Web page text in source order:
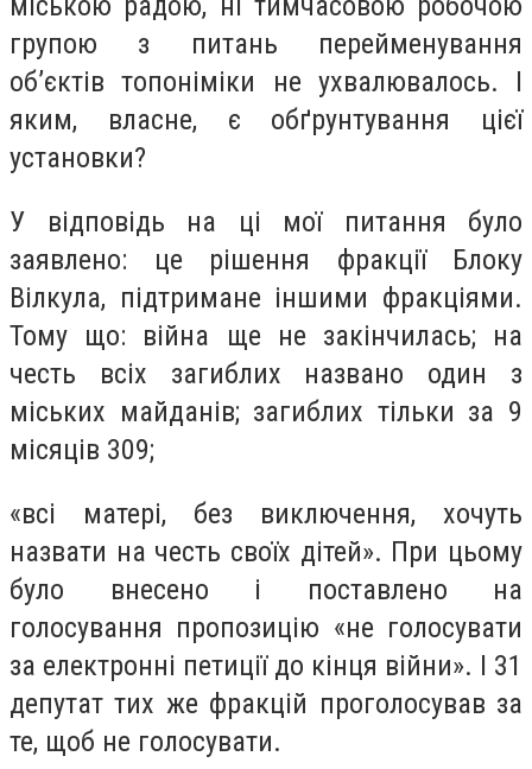
групою з питань перейменування
об’єктів топоніміки не ухвалювалось. І
яким, власне, є обґрунтування цієї
установки?
У відповідь на ці мої питання було
заявлено: це рішення фракції Блоку
Вілкула, підтримане іншими фракціями.
Тому що: війна ще не закінчилась; на
честь всіх загиблих названо один з
міських майданів; загиблих тільки за 9
місяців 309;
«всі матері, без виключення, хочуть
назвати на честь своїх дітей». При цьому
було внесено і поставлено на
голосування пропозицію «не голосувати
за електронні петиції до кінця війни». І 31
депутат тих же фракцій проголосував за
те, щоб не голосувати.